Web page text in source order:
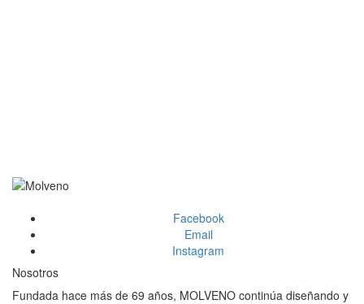
Facebook
Email
Instagram
Nosotros
Fundada hace más de 69 años, MOLVENO continúa diseñando y